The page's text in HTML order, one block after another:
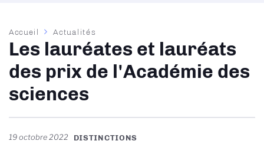
Fil
d'Ariane
Accueil Actualités
Les lauréates et lauréats
des prix de l'Académie des
sciences
19 octobre 2022 DISTINCTIONS